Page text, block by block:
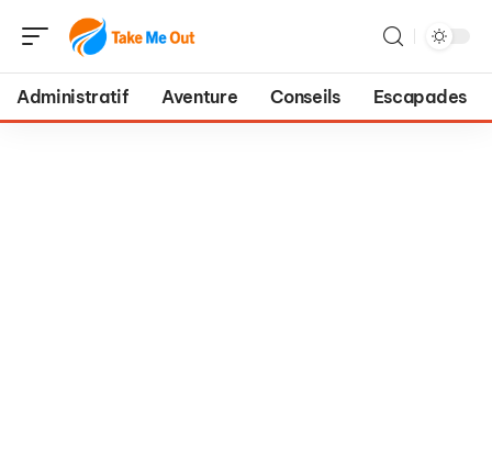
Administratif Aventure Conseils Escapades